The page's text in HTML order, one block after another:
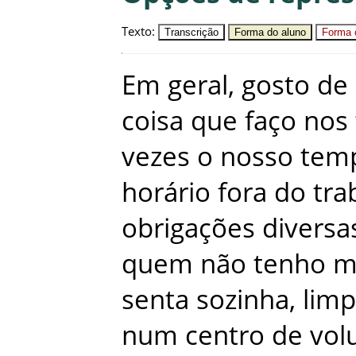
Texto: Transcrição Forma do aluno Forma
Em geral, gosto de
coisa que faço nos
vezes o nosso
horário fora do
obrigações
quem não tenho
senta sozinha,
num centro de